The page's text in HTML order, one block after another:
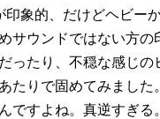
象的、だけどヘビー
サウンドではない方
ったり、不穏な感じ
たりで固めてみまし
ですよね。真逆すぎる。